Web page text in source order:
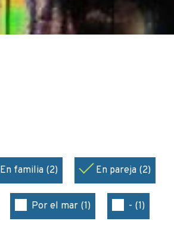
En familia (2) En pareja (2)
Por el mar (1) - (1)